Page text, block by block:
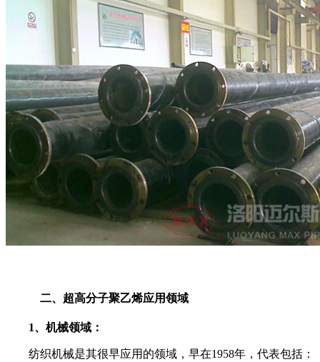
二、超高分子聚乙烯应用领域
1、机械领域：
纺织机械是其很早应用的领域，早在1958年，代表包括：